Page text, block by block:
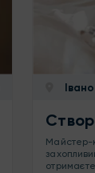
Майстер-